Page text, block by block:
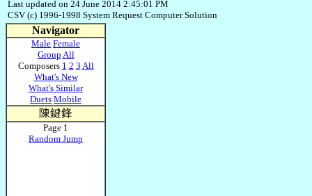
Last updated on 24 June 2014 2:45:01 PM
CSV (c) 1996-1998 System Request Computer Solution
Navigator
Male Female
Group All
Composers 1 2 3 All
What's New
What's Similar
Duets Mobile
陳鍵鋒
Page 1
Random Jump